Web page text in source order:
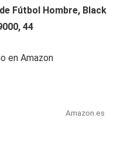
Fútbol Hombre, Black
44
en Amazon
Amazon.es